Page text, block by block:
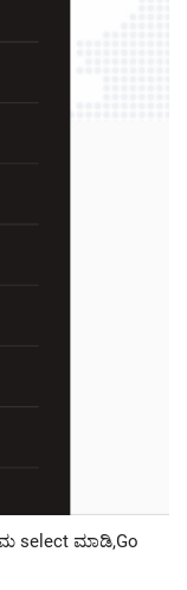
select ಮಾಡಿ,Go